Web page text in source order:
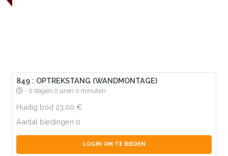
849 : OPTREKSTANG (WANDMONTAGE)
0 dagen 0 uren 0 minuten
Huidig bod 23,00
Aantal biedingen 0
LOGIN OM TE BIEDEN